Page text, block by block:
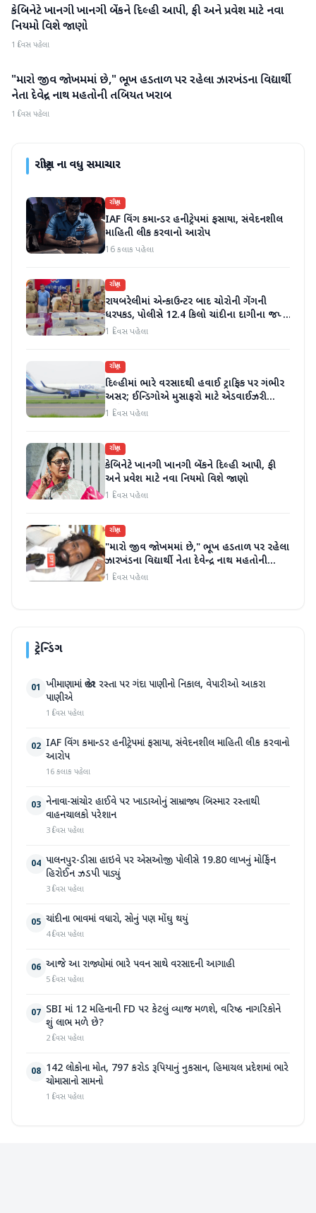
રાષ્ટ્રીય
કેબિનેટે ખાનગી ખાનગી બેંકને દિલ્હી આપી, ફી અને પ્રવેશ માટે નવા
નિયમો વિશે જાણો
1 દિવસ પહેલા
રાષ્ટ્રીય
"મારો જીવ જોખમમાં છે," ભૂખ હડતાળ પર રહેલા ઝારખંડના વિદ્યાર્થી
નેતા દેવેન્દ્ર નાથ મહતોની તબિયત ખરાબ
1 દિવસ પહેલા
રાષ્ટ્રીયના વધુ સમાચાર
રાષ્ટ્રીય
IAF વિંગ કમાન્ડર હનીટ્રેપમાં ફસાયા, સંવેદનશીલ
માહિતી લીક કરવાનો આરોપ
16 કલાક પહેલા
રાષ્ટ્રીય
રાયબરેલીમાં એન્કાઉન્ટર બાદ ચોરોની ગેંગની
ધરપકડ, પોલીસે 12.4 કિલો ચાંદીના દાગીના જપ્ત
કર્યા
1 દિવસ પહેલા
રાષ્ટ્રીય
દિલ્હીમાં ભારે વરસાદથી હવાઈ ટ્રાફિક પર ગંભીર
અસર; ઈન્ડિગોએ મુસાફરો માટે એડવાઈઝરી
જાહેર કરી
1 દિવસ પહેલા
રાષ્ટ્રીય
કેબિનેટે ખાનગી ખાનગી બેંકને દિલ્હી આપી, ફી
અને પ્રવેશ માટે નવા નિયમો વિશે જાણો
1 દિવસ પહેલા
રાષ્ટ્રીય
"મારો જીવ જોખમમાં છે," ભૂખ હડતાળ પર રહેલા
ઝારખંડના વિદ્યાર્થી નેતા દેવેન્દ્ર નાથ મહતોની
તબિયત ખરાબ
1 દિવસ પહેલા
ટ્રેન્ડિંગ
01 ખીમાણામાં જાહેર રસ્તા પર ગંદા પાણીનો નિકાલ, વેપારીઓ આકરા
પાણીએ
1 દિવસ પહેલા
02 IAF વિંગ કમાન્ડર હનીટ્રેપમાં ફસાયા, સંવેદનશીલ માહિતી લીક કરવાનો
આરોપ
16 કલાક પહેલા
03 નેનાવા-સાંચોર હાઈવે પર ખાડાઓનું સામ્રાજ્ય બિસ્માર રસ્તાથી
વાહનચાલકો પરેશાન
3 દિવસ પહેલા
04 પાલનપુર-ડીસા હાઇવે પર એસઓજી પોલીસે 19.80 લાખનું મોર્ફિન
હિરોઈન ઝડપી પાડ્યું
3 દિવસ પહેલા
05 ચાંદીના ભાવમાં વધારો, સોનું પણ મોંઘુ થયું
4 દિવસ પહેલા
06 આજે આ રાજ્યોમાં ભારે પવન સાથે વરસાદની આગાહી
5 દિવસ પહેલા
07 SBI માં 12 મહિનાની FD પર કેટલું વ્યાજ મળશે, વરિષ્ઠ નાગરિકોને
શું લાભ મળે છે?
2 દિવસ પહેલા
08 142 લોકોના મોત, 797 કરોડ રૂપિયાનું નુકસાન, હિમાચલ પ્રદેશમાં ભારે
ચોમાસાનો સામનો
1 દિવસ પહેલા